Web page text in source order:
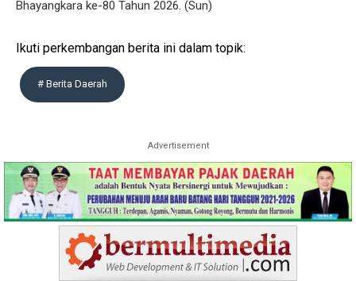
Bhayangkara ke-80 Tahun 2026. (Sun)
Ikuti perkembangan berita ini dalam topik:
# Berita Daerah
Advertisement